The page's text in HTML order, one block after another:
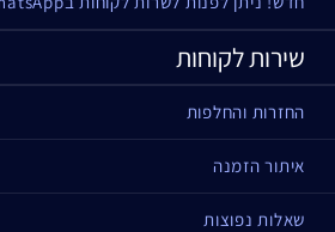
שירות לקוחות
החזרות והחלפות
איתור הזמנה
שאלות נפוצות